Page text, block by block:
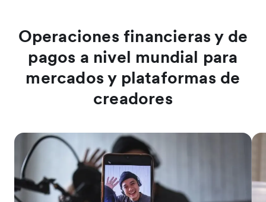
Operaciones financieras y de
pagos a nivel mundial para
mercados y plataformas de
creadores